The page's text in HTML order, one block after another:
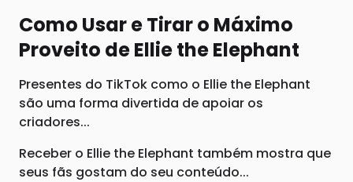
Como Usar e Tirar o Máximo
Proveito de Ellie the Elephant
Presentes do TikTok como o Ellie the Elephant
são uma forma divertida de apoiar os
criadores...
Receber o Ellie the Elephant também mostra que
seus fãs gostam do seu conteúdo...